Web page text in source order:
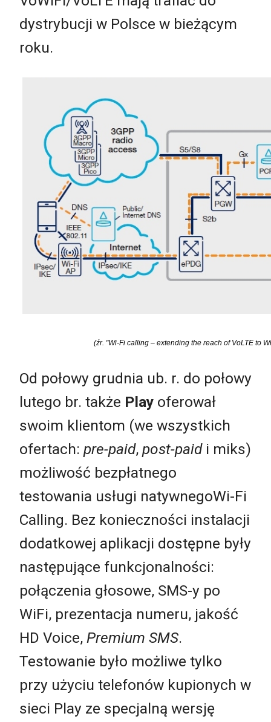
dystrybucji w Polsce w bieżącym
roku.
(źr. "Wi-Fi calling – extending the reach of VoLTE to
Od połowy grudnia ub. r. do połowy
lutego br. także Play oferował
swoim klientom (we wszystkich
ofertach: pre-paid, post-paidi miks)
możliwość bezpłatnego
testowania usługi natywnegoWi-Fi
Calling. Bez konieczności instalacji
dodatkowej aplikacji dostępne były
następujące funkcjonalności:
połączenia głosowe, SMS-y po
WiFi, prezentacja numeru, jakość
HD Voice, Premium SMS.
Testowanie było możliwe tylko
przy użyciu telefonów kupionych w
sieci Play ze specjalną wersję